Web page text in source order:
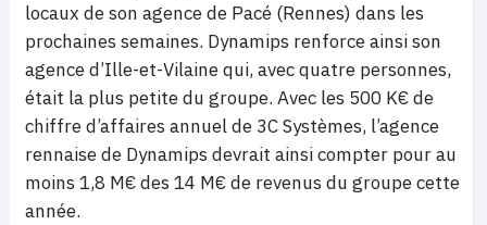
locaux de son agence de Pacé (Rennes) dans les
prochaines semaines. Dynamips renforce ainsi son
agence d’Ille-et-Vilaine qui, avec quatre personnes,
était la plus petite du groupe. Avec les 500 K€ de
chiffre d’affaires annuel de 3C Systèmes, l’agence
rennaise de Dynamips devrait ainsi compter pour au
moins 1,8 M€ des 14 M€ de revenus du groupe cette
année.